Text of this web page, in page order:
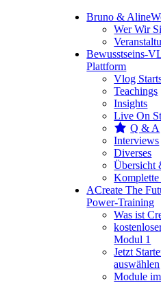
Bruno & Aline
Wer Wir
Bewusstseins-
Plattform
Vlog
Teachings
Insights
Live On
Q & A
Interviews
Diverses
Übersicht
ACreate The
Power-Training
Was ist
Modul 1
Jetzt
auswählen
Module